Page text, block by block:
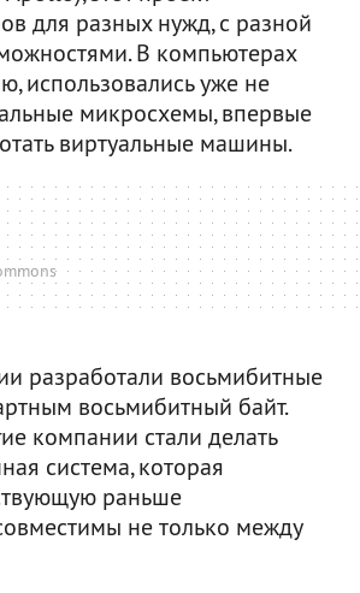
для разных нужд, с разной
В компьютерах
использовались уже не
микросхемы, впервые
виртуальные машины.
разработали восьмибитные
восьмибитный байт.
компании стали делать
система, которая
раньше
не только между